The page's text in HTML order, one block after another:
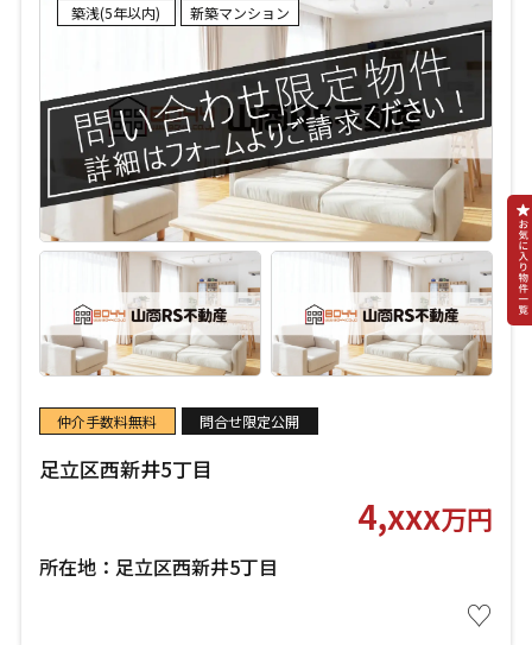
築浅(5年以内) 新築マンション
仲介手数料無料 問合せ限定公開
足立区西新井5丁目
4,xxx万円
所在地：足立区西新井5丁目
♡